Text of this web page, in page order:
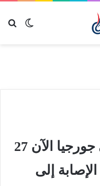
الوضع
اخر اخبار كورونا في جورجيا الآن 27
إلى